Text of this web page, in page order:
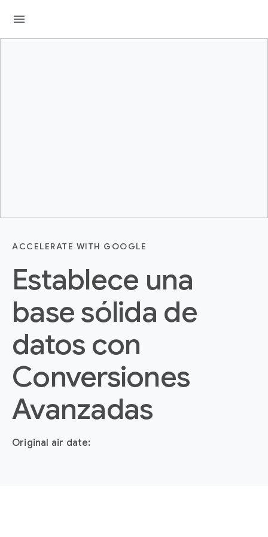
menu
ACCELERATE WITH GOOGLE
Establece una
base sólida de
datos con
Conversiones
Avanzadas
Original air date: